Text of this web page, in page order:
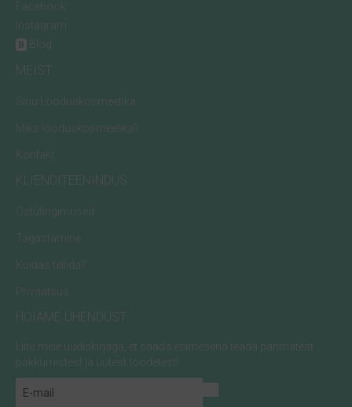
Facebook
Instagram
B Blog
MEIST
Sinu Looduskosmeetika
Miks looduskosmeetika?
Kontakt
KLIENDITEENINDUS
Ostutingimused
Tagastamine
Kuidas tellida?
Privaatsus
HOIAME ÜHENDUST
Liitu meie uudiskirjaga, et saada esimesena teada parimatest
pakkumistest ja uutest toodetest!